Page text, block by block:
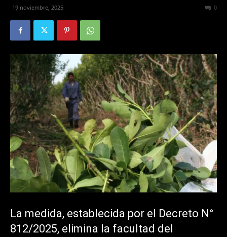
19 noviembre, 2025 0
La medida, establecida por el Decreto N°
812/2025, elimina la facultad del